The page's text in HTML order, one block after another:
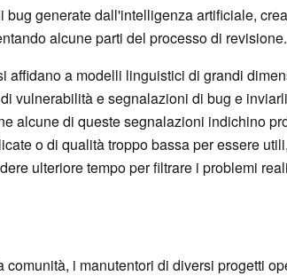
bug generate dall'intelligenza artificiale,
alcune parti del processo di revisione.
affidano a modelli linguistici di grandi
vulnerabilità e segnalazioni di bug e inviarli
alcune di queste segnalazioni indichino
o di qualità troppo bassa per essere utili,
ulteriore tempo per filtrare i problemi
i manutentori di diversi progetti